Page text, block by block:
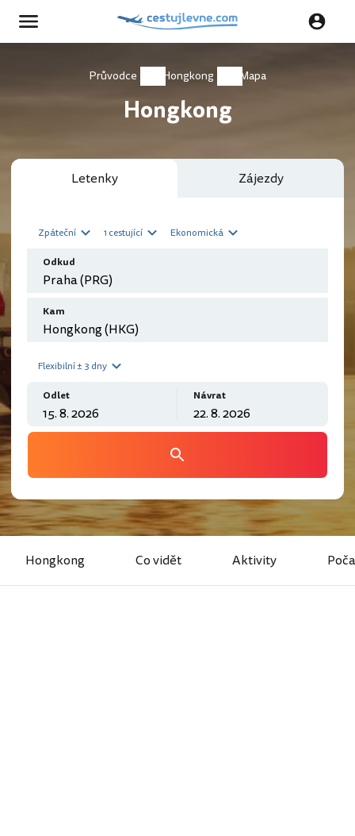
Průvodce Hongkong Mapa
Hongkong
Letenky Zájezdy
Zpáteční 1 cestující Ekonomická
Odkud
Kam
Flexibilní ± 3 dny
Odlet Návrat
Hongkong Co vidět Aktivity